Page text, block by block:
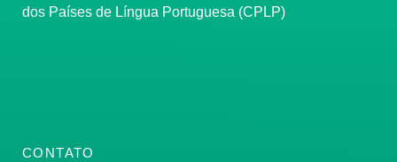
dos Países de Língua Portuguesa (CPLP)
CONTATO